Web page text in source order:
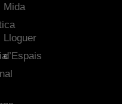
Mida
Lloguer
d’Espais